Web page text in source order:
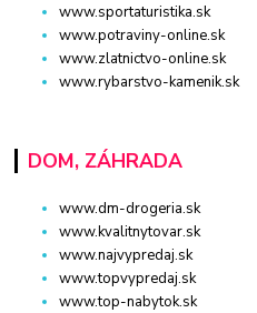
www.sportaturistika.sk
www.potraviny-online.sk
www.zlatnictvo-online.sk
www.rybarstvo-kamenik.sk
DOM, ZÁHRADA
www.dm-drogeria.sk
www.kvalitnytovar.sk
www.najvypredaj.sk
www.topvypredaj.sk
www.top-nabytok.sk